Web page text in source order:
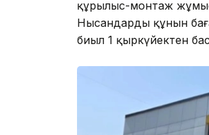
құрылыс-монтаж
Нысандардың құнын
биыл 1 қыркүйектен